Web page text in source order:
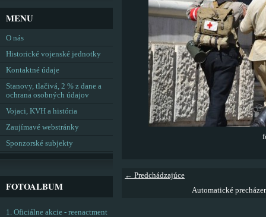
← Predchádzajúce
Automatické
MENU
O nás
Historické vojenské jednotky
Kontaktné údaje
Stanovy, tlačivá, 2 % z dane a
ochrana osobných údajov
Vojaci, KVH a história
Zaujímavé webstránky
Sponzorské subjekty
FOTOALBUM
1. Oficiálne akcie - reenactment